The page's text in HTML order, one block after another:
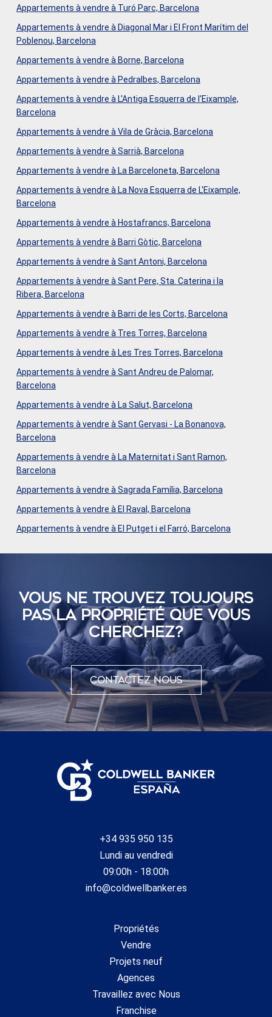
Appartements à vendre à Turó Parc, Barcelona
Appartements à vendre à Diagonal Mar i El Front Marítim del
Poblenou, Barcelona
Appartements à vendre à Borne, Barcelona
Appartements à vendre à Pedralbes, Barcelona
Appartements à vendre à L'Antiga Esquerra de l'Eixample,
Barcelona
Appartements à vendre à Vila de Gràcia, Barcelona
Appartements à vendre à Sarrià, Barcelona
Appartements à vendre à La Barceloneta, Barcelona
Appartements à vendre à La Nova Esquerra de L'Eixample,
Barcelona
Appartements à vendre à Hostafrancs, Barcelona
Appartements à vendre à Barri Gòtic, Barcelona
Appartements à vendre à Sant Antoni, Barcelona
Appartements à vendre à Sant Pere, Sta. Caterina i la
Ribera, Barcelona
Appartements à vendre à Barri de les Corts, Barcelona
Appartements à vendre à Tres Torres, Barcelona
Appartements à vendre à Les Tres Torres, Barcelona
Appartements à vendre à Sant Andreu de Palomar,
Barcelona
Appartements à vendre à La Salut, Barcelona
Appartements à vendre à Sant Gervasi - La Bonanova,
Barcelona
Appartements à vendre à La Maternitat i Sant Ramon,
Barcelona
Appartements à vendre à Sagrada Família, Barcelona
Appartements à vendre à El Raval, Barcelona
Appartements à vendre à El Putget i el Farró, Barcelona
VOUS NE TROUVEZ TOUJOURS
PAS LA PROPRIÉTÉ QUE VOUS
CHERCHEZ?
Contactez nous
+34 935 950 135
Lundi au vendredi
09:00h - 18:00h
info@coldwellbanker.es
Propriétés
Vendre
Projets neuf
Agences
Travaillez avec Nous
Franchise